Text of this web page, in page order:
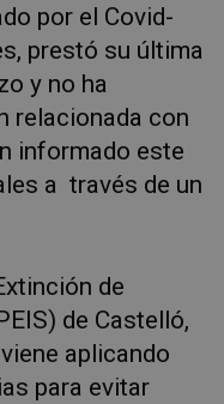
por el Covid-
prestó su última
y no ha
relacionada con
informado este
a través de un
de
de Castelló,
aplicando
para evitar